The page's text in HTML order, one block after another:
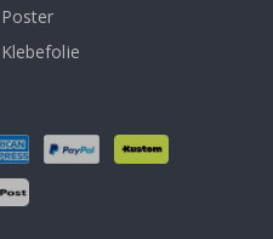
Poster
Klebefolie